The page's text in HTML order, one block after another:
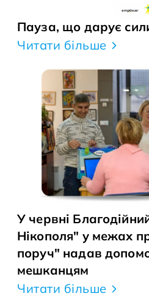
Пауза, що дарує
Читати більше
У червні
Нікополя" у межах
поруч" надав
мешканцям
Читати більше